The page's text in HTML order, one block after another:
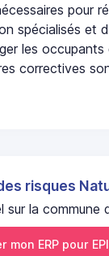
pour
spécialisés et
les
correctives
risques
sur la commune
mon ERP pour